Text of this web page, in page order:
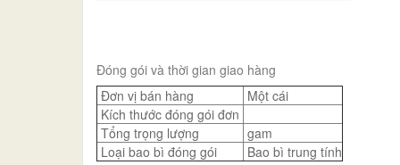
Đóng gói và thời gian giao hàng
Đơn vị bán hàng
Một cái
Kích thước đóng gói đơn
Tổng trọng lượng
gam
Loại bao bì đóng gói
Bao bì trung tính